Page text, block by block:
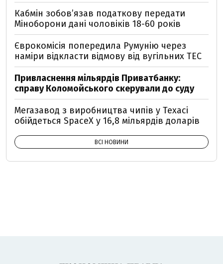
Кабмін зобовʼязав податкову передати
Міноборони дані чоловіків 18-60 років
Єврокомісія попередила Румунію через
наміри відкласти відмову від вугільних ТЕС
Привласнення мільярдів Приватбанку:
справу Коломойського скерували до суду
Мегазавод з виробництва чипів у Техасі
обійдеться SpaceX у 16,8 мільярдів доларів
ВСІ НОВИНИ